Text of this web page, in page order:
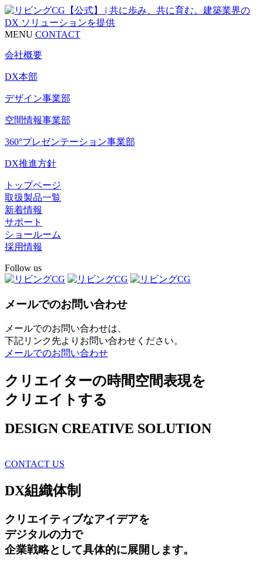
MENU CONTACT
会社概要
DX本部
デザイン事業部
空間情報事業部
360°プレゼンテーション事業部
DX推進方針
トップページ
取扱製品一覧
新着情報
サポート
ショールーム
採用情報
Follow us
メールでのお問い合わせ
メールでのお問い合わせは、
下記リンク先よりお問い合わせください。
メールでのお問い合わせ
クリエイターの時間空間表現を
クリエイトする
DESIGN CREATIVE SOLUTION
CONTACT US
DX組織体制
クリエイティブなアイデアを
デジタルの力で
企業戦略として具体的に展開します。